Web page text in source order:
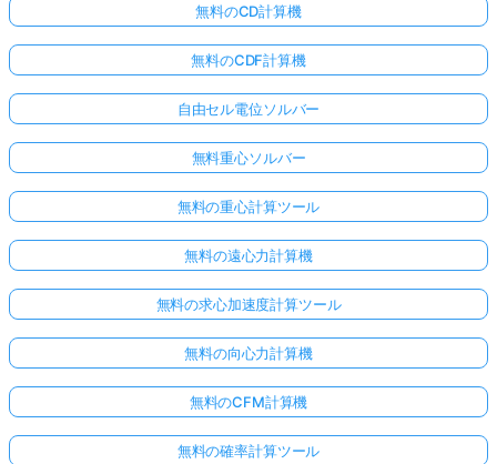
無料のCD計算機
無料のCDF計算機
自由セル電位ソルバー
無料重心ソルバー
無料の重心計算ツール
無料の遠心力計算機
無料の求心加速度計算ツール
無料の向心力計算機
無料のCFM計算機
無料の確率計算ツール